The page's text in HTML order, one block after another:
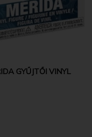
GYŰJTŐI VINYL